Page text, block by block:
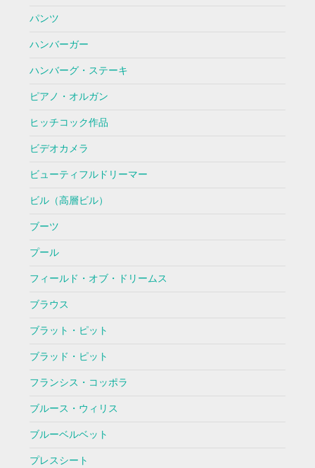
パンツ
ハンバーガー
ハンバーグ・ステーキ
ピアノ・オルガン
ヒッチコック作品
ビデオカメラ
ビューティフルドリーマー
ビル（高層ビル）
ブーツ
プール
フィールド・オブ・ドリームス
ブラウス
ブラット・ピット
ブラッド・ピット
フランシス・コッポラ
ブルース・ウィリス
ブルーベルベット
プレスシート